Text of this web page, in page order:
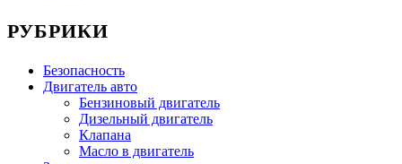
РУБРИКИ
Безопасность
Двигатель авто
Бензиновый двигатель
Дизельный двигатель
Клапана
Масло в двигатель